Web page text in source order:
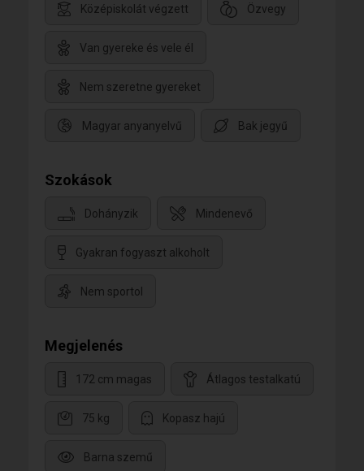
Középiskolát végzett Özvegy
Van gyereke és vele él
Nem szeretne gyereket
Magyar anyanyelvű Bak jegyű
Szokások
Dohányzik Mindenevő
Gyakran fogyaszt alkoholt
Nem sportol
Megjelenés
172 cm magas Átlagos testalkatú
75 kg Kopasz hajú
Barna szemű